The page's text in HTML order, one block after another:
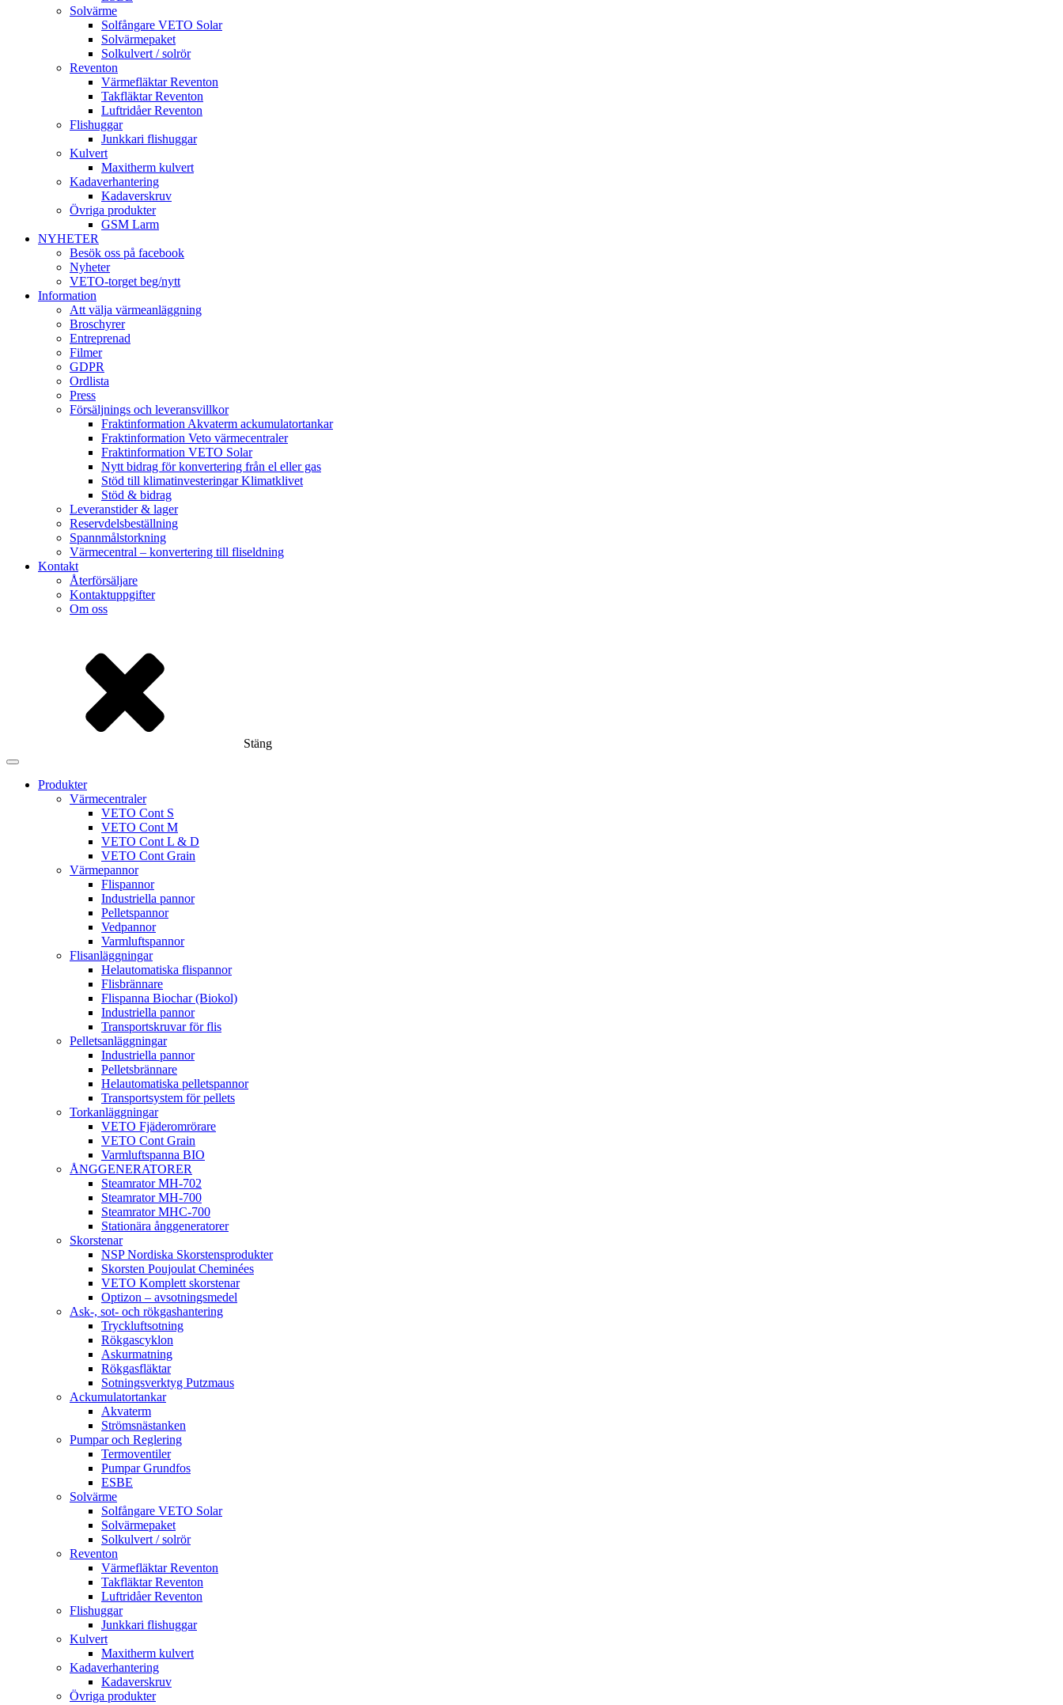
Solvärme
Solfångare VETO Solar
Solvärmepaket
Solkulvert / solrör
Reventon
Värmefläktar Reventon
Takfläktar Reventon
Luftridåer Reventon
Flishuggar
Junkkari flishuggar
Kulvert
Maxitherm kulvert
Kadaverhantering
Kadaverskruv
Övriga produkter
GSM Larm
NYHETER
Besök oss på facebook
Nyheter
VETO-torget beg/nytt
Information
Att välja värmeanläggning
Broschyrer
Entreprenad
Filmer
GDPR
Ordlista
Press
Försäljnings och leveransvillkor
Fraktinformation Akvaterm ackumulatortankar
Fraktinformation Veto värmecentraler
Fraktinformation VETO Solar
Nytt bidrag för konvertering från el eller gas
Stöd till klimatinvesteringar Klimatklivet
Stöd & bidrag
Leveranstider & lager
Reservdelsbeställning
Spannmålstorkning
Värmecentral – konvertering till fliseldning
Kontakt
Återförsäljare
Kontaktuppgifter
Om oss
Stäng
Produkter
Värmecentraler
VETO Cont S
VETO Cont M
VETO Cont L & D
VETO Cont Grain
Värmepannor
Flispannor
Industriella pannor
Pelletspannor
Vedpannor
Varmluftspannor
Flisanläggningar
Helautomatiska flispannor
Flisbrännare
Flispanna Biochar (Biokol)
Industriella pannor
Transportskruvar för flis
Pelletsanläggningar
Industriella pannor
Pelletsbrännare
Helautomatiska pelletspannor
Transportsystem för pellets
Torkanläggningar
VETO Fjäderomrörare
VETO Cont Grain
Varmluftspanna BIO
ÅNGGENERATORER
Steamrator MH-702
Steamrator MH-700
Steamrator MHC-700
Stationära ånggeneratorer
Skorstenar
NSP Nordiska Skorstensprodukter
Skorsten Poujoulat Cheminées
VETO Komplett skorstenar
Optizon – avsotningsmedel
Ask-, sot- och rökgashantering
Tryckluftsotning
Rökgascyklon
Askurmatning
Rökgasfläktar
Sotningsverktyg Putzmaus
Ackumulatortankar
Akvaterm
Strömsnästanken
Pumpar och Reglering
Termoventiler
Pumpar Grundfos
ESBE
Solvärme
Solfångare VETO Solar
Solvärmepaket
Solkulvert / solrör
Reventon
Värmefläktar Reventon
Takfläktar Reventon
Luftridåer Reventon
Flishuggar
Junkkari flishuggar
Kulvert
Maxitherm kulvert
Kadaverhantering
Kadaverskruv
Övriga produkter